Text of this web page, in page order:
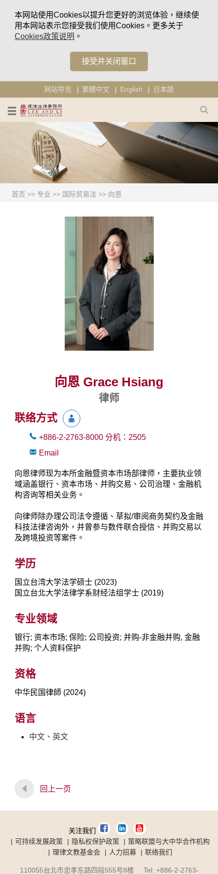
本网站使用Cookies以提升您更好的浏览体验，继续使
用本网站表示您接受我们使用Cookies。更多关于
Cookies政策说明 。
接受并关闭窗口
网站导览 繁體中文 English 日本語
首页 >> 专业 >> 国际贸易法 >> 向恩
向恩 Grace Hsiang
律师
联络方式
+886-2-2763-8000 分机： 2505
Email
向恩律师现为本所金融暨资本市场部律师，主要执业领
域涵盖银行、资本市场、并购交易、公司治理、金融机
构咨询等相关业务。
向律师除办理公司法令遵循、草拟/审阅商务契约及金融
科技法律咨询外，并曾参与数件联合授信、并购交易以
及跨境投资等案件。
学历
国立台湾大学法学硕士 (2023)
国立台北大学法律学系财经法组学士 (2019)
专业领域
银行; 资本市场; 保险; 公司投资; 并购-非金融并购, 金融
并购; 个人资料保护
资格
中华民国律師 (2024)
语言
中文、英文
回上一页
关注我们
可持续发展政策
隐私权保护政策
策略联盟与大中华合作机构
理律文教基金会
人力招募 联络我们
110055台北市忠孝东路四段555号8楼 Tel: +886-2-2763-